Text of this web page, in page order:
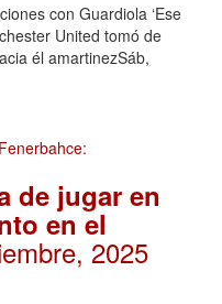
con Guardiola ‘Ese
United tomó de
él amartinezSáb,
de jugar en
en el
2025